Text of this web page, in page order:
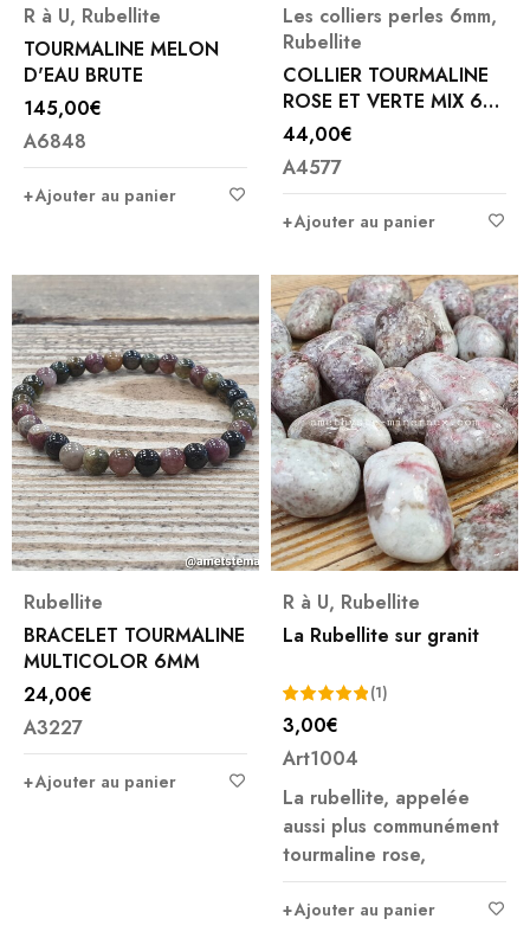
R à U, Rubellite
TOURMALINE MELON
D'EAU BRUTE
145,00€
A6848
Ajouter au panier
Les colliers perles 6mm,
Rubellite
COLLIER TOURMALINE
ROSE ET VERTE MIX 6
MM
44,00€
A4577
Ajouter au panier
Rubellite
BRACELET TOURMALINE
MULTICOLOR 6MM
24,00€
A3227
Ajouter au panier
R à U, Rubellite
La Rubellite sur granit
Note5.00
sur 5
(1)
3,00€
Art1004
La rubellite, appelée
aussi plus communément
tourmaline rose,
Ajouter au panier